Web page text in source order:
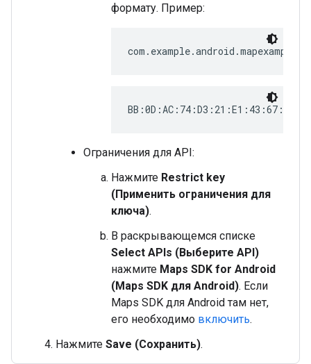
формату. Пример:
com.example.android.mapexample
Ограничения для API:
Нажмите Restrict key
(Применить ограничения для
ключа).
В раскрывающемся списке
Select APIs (Выберите API)
нажмите Maps SDK for Android
(Maps SDK для Android). Если
Maps SDK для Android там нет,
его необходимо включить.
Нажмите Save (Сохранить).